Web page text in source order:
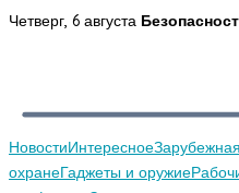
Перейти
Четверг, 6 августа
НовостиИнтересное
охранеГаджеты и оружие